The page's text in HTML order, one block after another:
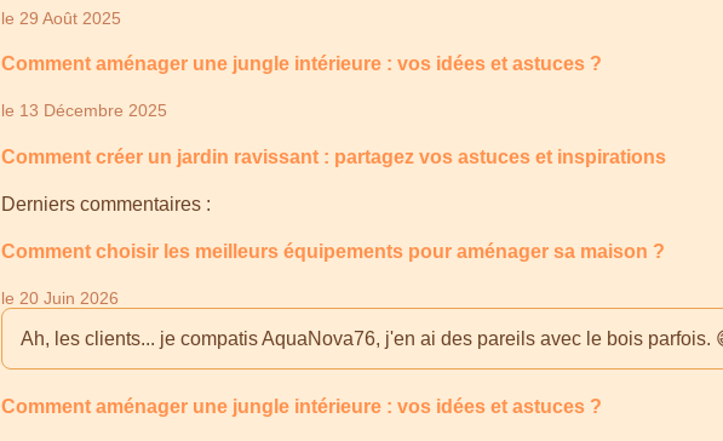
le 29 Août 2025
Comment aménager une jungle intérieure : vos idées et astuces ?
le 13 Décembre 2025
Comment créer un jardin ravissant : partagez vos astuces et inspirations
Derniers commentaires :
Comment choisir les meilleurs équipements pour aménager sa maison ?
le 20 Juin 2026
Ah, les clients... je compatis AquaNova76, j'en ai des pareils avec le bois
Comment aménager une jungle intérieure : vos idées et astuces ?